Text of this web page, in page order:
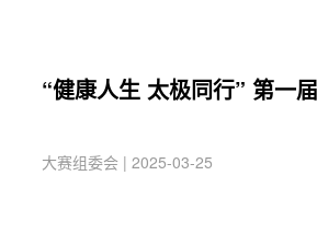
“健康人生 太极同行” 第一
大赛组委会 | 2025-03-25